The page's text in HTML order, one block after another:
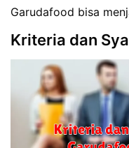
Garudafood bisa
Kriteria dan